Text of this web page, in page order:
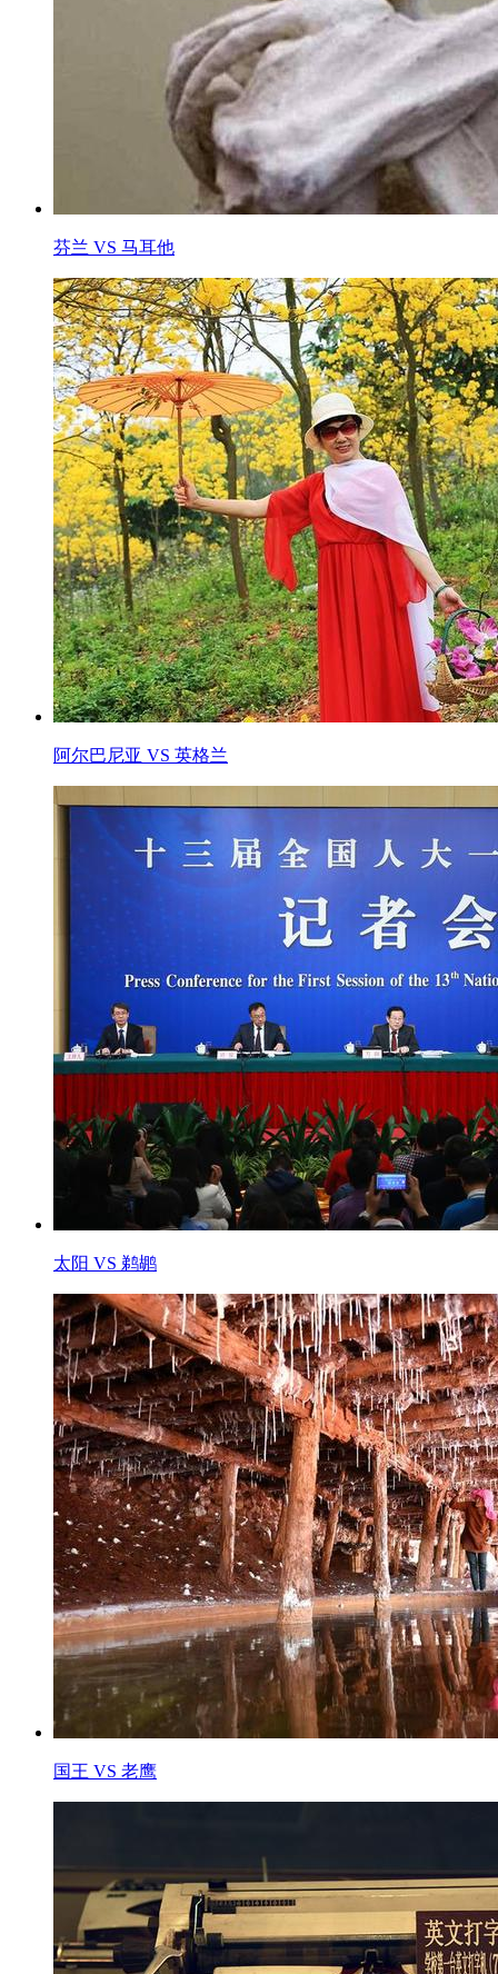
芬兰 VS 马耳他
阿尔巴尼亚 VS 英格兰
太阳 VS 鹈鹕
国王 VS 老鹰